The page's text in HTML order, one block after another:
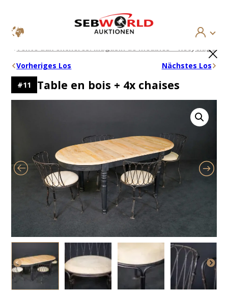
Aller
contenu
Vente aux enchères: Magasin de meubles – Recyclage
Vorheriges Los
Nächstes Los
#11 Table en bois + 4x chaises
×